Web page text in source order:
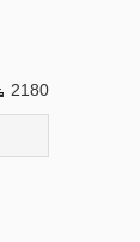
2180